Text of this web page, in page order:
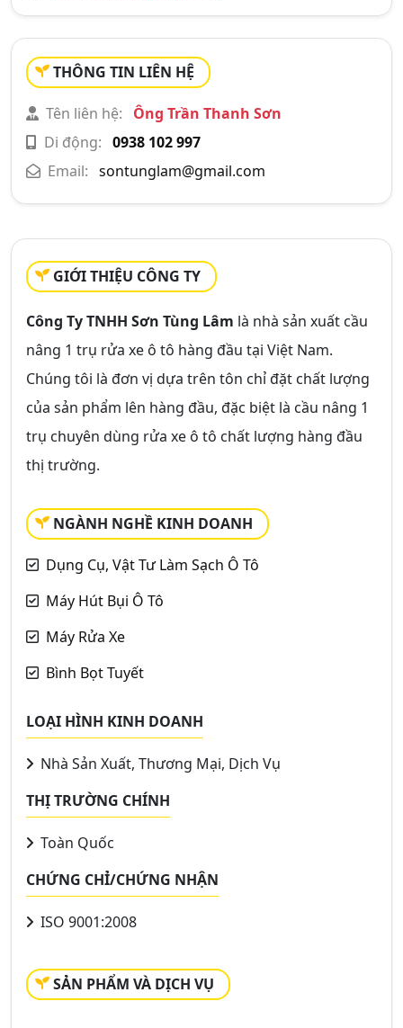
THÔNG TIN LIÊN HỆ
Tên liên hệ:
Ông Trần Thanh Sơn
Di động: 0938 102 997
Email: sontunglam@gmail.com
GIỚI THIỆU CÔNG TY
Công Ty TNHH Sơn Tùng Lâm là nhà sản xuất cầu
nâng 1 trụ rửa xe ô tô hàng đầu tại Việt Nam.
Chúng tôi là đơn vị dựa trên tôn chỉ đặt chất lượng
của sản phẩm lên hàng đầu, đặc biệt là cầu nâng 1
trụ chuyên dùng rửa xe ô tô chất lượng hàng đầu
thị trường.
NGÀNH NGHỀ KINH DOANH
Dụng Cụ, Vật Tư Làm Sạch Ô Tô
Máy Hút Bụi Ô Tô
Máy Rửa Xe
Bình Bọt Tuyết
LOẠI HÌNH KINH DOANH
Nhà Sản Xuất, Thương Mại, Dịch Vụ
THỊ TRƯỜNG CHÍNH
Toàn Quốc
CHỨNG CHỈ/CHỨNG NHẬN
ISO 9001:2008
SẢN PHẨM VÀ DỊCH VỤ